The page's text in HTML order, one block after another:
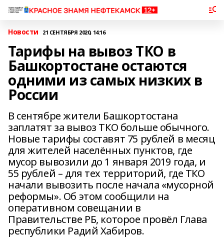
Новости 21 СЕНТЯБРЯ 2020, 14:16
Тарифы на вывоз ТКО в
Башкортостане остаются
одними из самых низких в
России
В сентябре жители Башкортостана
заплатят за вывоз ТКО больше обычного.
Новые тарифы составят 75 рублей в месяц
для жителей населённых пунктов, где
мусор вывозили до 1 января 2019 года, и
55 рублей – для тех территорий, где ТКО
начали вывозить после начала «мусорной
реформы». Об этом сообщили на
оперативном совещании в
Правительстве РБ, которое провёл Глава
республики Радий Хабиров.